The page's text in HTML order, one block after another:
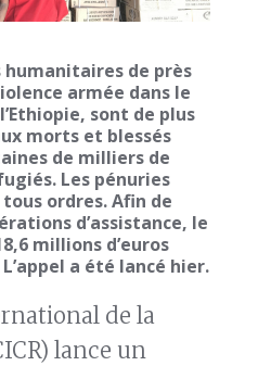
humanitaires de près
armée dans le
sont de plus
morts et blessés
de milliers de
Les pénuries
ordres. Afin de
d’assistance, le
millions d’euros
a été lancé hier.
de la
lance un